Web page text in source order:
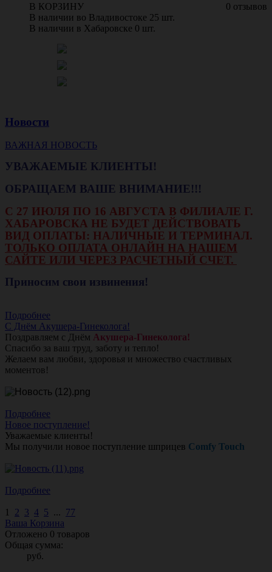
0 отзывов
В КОРЗИНУ
В наличии во Владивостоке 25 шт.
В наличии в Хабаровске 0 шт.
Новости
ВАЖНАЯ НОВОСТЬ
УВАЖАЕМЫЕ КЛИЕНТЫ!
ОБРАЩАЕМ ВАШЕ ВНИМАНИЕ!!!
С 27 ИЮЛЯ ПО 16 АВГУСТА В ФИЛИАЛЕ Г.
ХАБАРОВСКА НЕ БУДЕТ ДЕЙСТВОВАТЬ
ВИД ОПЛАТЫ: НАЛИЧНЫЕ И ТЕРМИНАЛ.
ТОЛЬКО ОПЛАТА ОНЛАЙН НА НАШЕМ
САЙТЕ ИЛИ ЧЕРЕЗ РАСЧЕТНЫЙ СЧЕТ.
Приносим свои извинения!
Подробнее
С Днём Акушера-Гинеколога!
Поздравляем с Днём Акушера-Гинеколога!
Спасибо за ваш труд, заботу и тепло!
Желаем вам любви, здоровья и множество счастливых
моментов!
Подробнее
Новое поступление!
Уважаемые клиенты!
Мы получили новое поступление шприцев Comfy Touch
Подробнее
1 2 3 4 5 ... 77
Ваша Корзина
Отложено 0 товаров
Общая сумма:
руб.